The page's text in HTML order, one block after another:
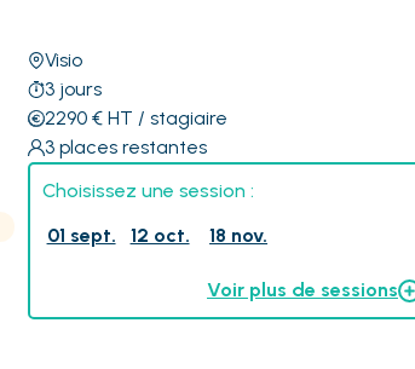
Visio
3 jours
2290€ HT / stagiaire
3 places restantes
Choisissez une session :
01 sept.
12 oct. 18 nov.
Voir plus de sessions